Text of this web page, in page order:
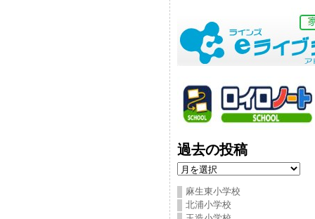
過去の投稿
過
去
の
投
稿
麻生東小学校
北浦小学校